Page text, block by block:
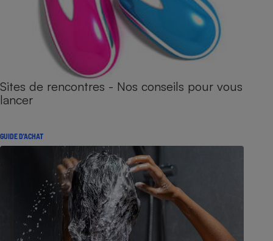
Sites de rencontres - Nos conseils pour vous
lancer
GUIDE D'ACHAT